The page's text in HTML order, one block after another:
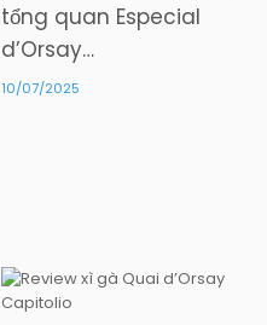
tổng quan Especial
d’Orsay…
10/07/2025